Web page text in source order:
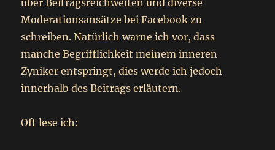
über Beitragsreichweiten und diverse
Moderationsansätze bei Facebook zu
schreiben. Natürlich warne ich vor, dass
manche Begrifflichkeit meinem inneren
Zyniker entspringt, dies werde ich jedoch
innerhalb des Beitrags erläutern.
Oft lese ich: